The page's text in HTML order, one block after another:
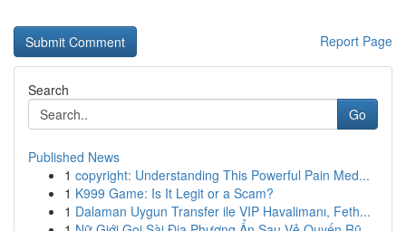
Report Page
Search
Go
Published News
1 copyright: Understanding This Powerful Pain Med...
1 K999 Game: Is It Legit or a Scam?
1 Dalaman Uygun Transfer ile VIP Havalimanı, Feth...